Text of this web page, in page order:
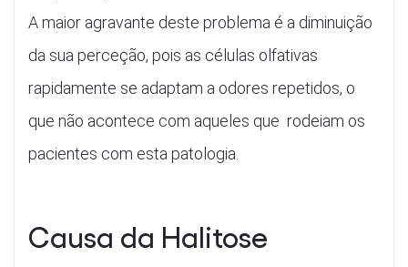
A maior agravante deste problema é a diminuição
da sua perceção, pois as células olfativas
rapidamente se adaptam a odores repetidos, o
que não acontece com aqueles que rodeiam os
pacientes com esta patologia.
Causa da Halitose